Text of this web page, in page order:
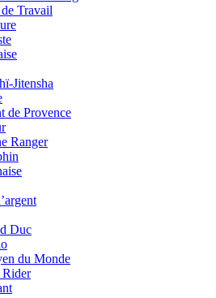
Travail
Jitensha
de Provence
Ranger
Duc
du Monde